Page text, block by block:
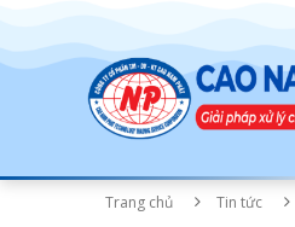
Trang chủ Tin tức